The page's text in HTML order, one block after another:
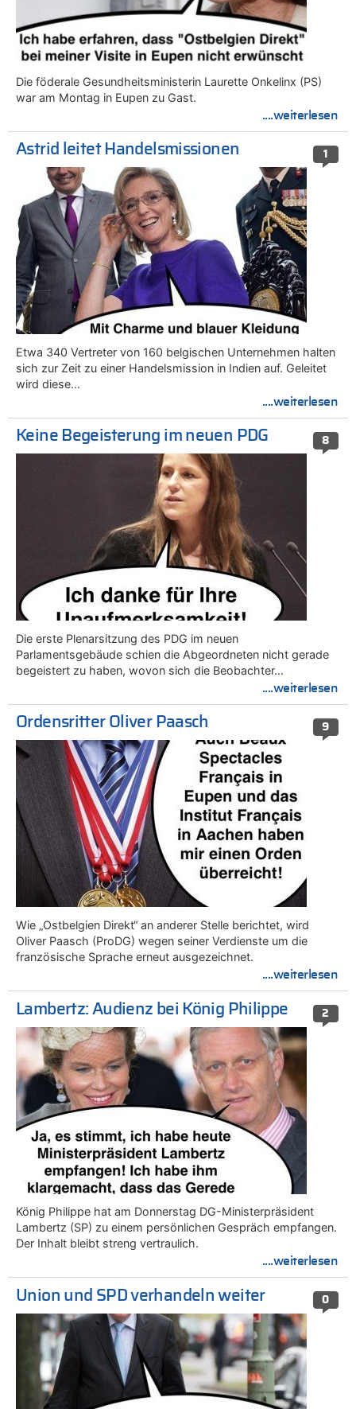
Die föderale Gesundheitsministerin Laurette Onkelinx (PS)
war am Montag in Eupen zu Gast.
....weiterlesen
1
Astrid leitet Handelsmissionen
Etwa 340 Vertreter von 160 belgischen Unternehmen halten
sich zur Zeit zu einer Handelsmission in Indien auf. Geleitet
wird diese…
....weiterlesen
8
Keine Begeisterung im neuen PDG
Die erste Plenarsitzung des PDG im neuen
Parlamentsgebäude schien die Abgeordneten nicht gerade
begeistert zu haben, wovon sich die Beobachter…
....weiterlesen
9
Ordensritter Oliver Paasch
Wie „Ostbelgien Direkt“ an anderer Stelle berichtet, wird
Oliver Paasch (ProDG) wegen seiner Verdienste um die
französische Sprache erneut ausgezeichnet.
....weiterlesen
2
Lambertz: Audienz bei König Philippe
König Philippe hat am Donnerstag DG-Ministerpräsident
Lambertz (SP) zu einem persönlichen Gespräch empfangen.
Der Inhalt bleibt streng vertraulich.
....weiterlesen
0
Union und SPD verhandeln weiter